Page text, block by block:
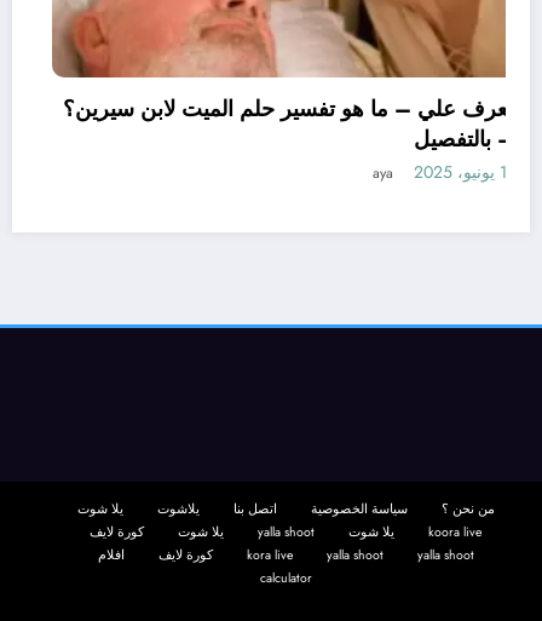
تعرف علي – ما هو تفسير حلم الميت لابن سيرين؟
– بالتفصيل
11 يونيو، 2025 aya
من نحن ؟ سياسة الخصوصية اتصل بنا يلاشوت
يلا شوت
koora live
يلا شوت yalla shoot يلا شوت
كورة لايف
yalla shoot
yalla shoot
kora live كورة لايف
افلام
calculator